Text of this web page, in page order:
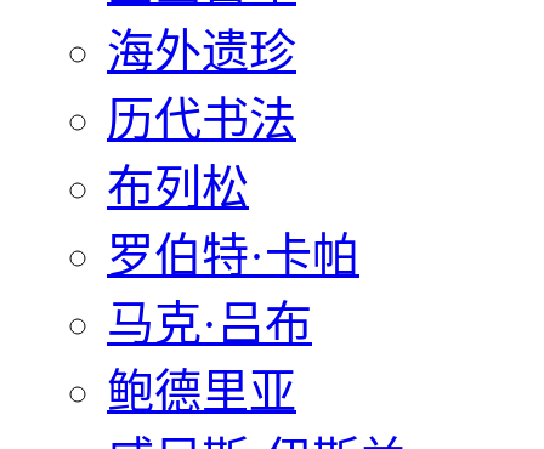
海外遗珍
历代书法
布列松
罗伯特·卡帕
马克·吕布
鲍德里亚